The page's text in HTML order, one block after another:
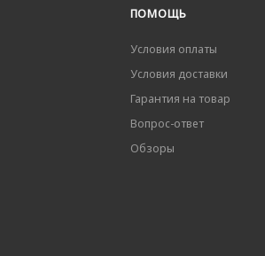
ПОМОЩЬ
Условия оплаты
Условия доставки
Гарантия на товар
Вопрос-ответ
Обзоры